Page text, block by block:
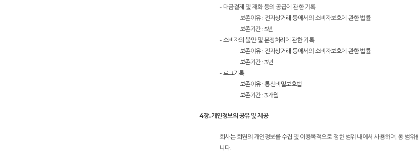
- 대금결제 및 재화 등의 공급에 관한 기록
보존이유 : 전자상거래 등에서의 소비자보호에 관한 법률
보존기간 : 5년
- 소비자의 불만 및 분쟁처리에 관한 기록
보존이유 : 전자상거래 등에서의 소비자보호에 관한 법률
보존기간 : 3년
- 로그기록
보존이유 : 통신비밀보호법
보존기간 : 3개월
4장. 개인정보의 공유 및 제공
회사는 회원의 개인정보를 수집 및 이용목적으로 정한 범위 내에서 사용하며, 동 범
니다.